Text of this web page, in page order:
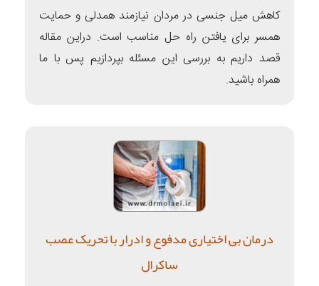
کاهش میل جنسی در مردان نیازمند همدلی و حمایت
همسر برای یافتن راه حل مناسب است. دراین مقاله
قصد داریم به بررسی این مسئله بپردازیم پس با ما
همراه باشید.
درمان بی اختیاری مدفوع و ادرار با تحریک عصب
ساکرال